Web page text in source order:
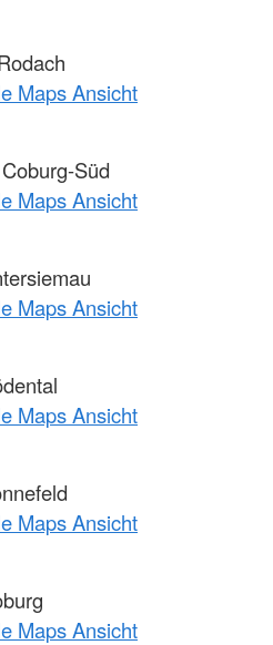
Maps Ansicht
Süd
Maps Ansicht
Maps Ansicht
Maps Ansicht
Maps Ansicht
Maps Ansicht